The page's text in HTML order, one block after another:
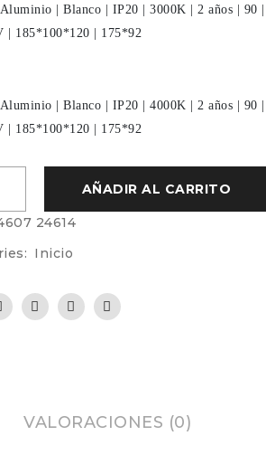
Aluminio |Blanco IP20 |3000K |2 años 90
185*100*120 175*92
Aluminio |Blanco IP20 |4000K |2 años 90
185*100*120 175*92
AÑADIR AL CARRITO
24614
Inicio
VALORACIONES (0)